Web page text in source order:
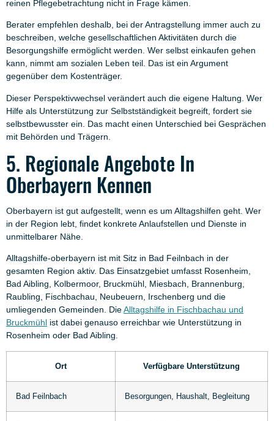
reinen Pflegebetrachtung nicht in Frage kämen.
Berater empfehlen deshalb, bei der Antragstellung immer auch zu
beschreiben, welche gesellschaftlichen Aktivitäten durch die
Besorgungshilfe ermöglicht werden. Wer selbst einkaufen gehen
kann, nimmt am sozialen Leben teil. Das ist ein Argument
gegenüber dem Kostenträger.
Dieser Perspektivwechsel verändert auch die eigene Haltung. Wer
Hilfe als Unterstützung zur Selbstständigkeit begreift, fordert sie
selbstbewusster ein. Das macht einen Unterschied bei Gesprächen
mit Behörden und Trägern.
5. Regionale Angebote In
Oberbayern Kennen
Oberbayern ist gut aufgestellt, wenn es um Alltagshilfen geht. Wer
in der Region lebt, findet konkrete Anlaufstellen und Dienste in
unmittelbarer Nähe.
Alltagshilfe-oberbayern ist mit Sitz in Bad Feilnbach in der
gesamten Region aktiv. Das Einsatzgebiet umfasst Rosenheim,
Bad Aibling, Kolbermoor, Bruckmühl, Miesbach, Brannenburg,
Raubling, Fischbachau, Neubeuern, Irschenberg und die
umliegenden Gemeinden. DieAlltagshilfe in Fischbachau und
Bruckmühl ist dabei genauso erreichbar wie Unterstützung in
Rosenheim oder Bad Aibling.
Ort Verfügbare Unterstützung
Bad Feilnbach Besorgungen, Haushalt, Begleitung